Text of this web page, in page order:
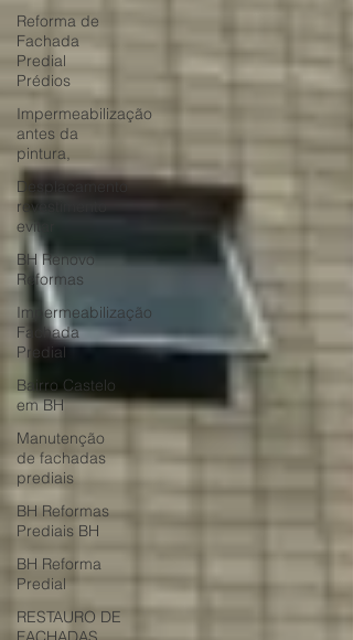
Reforma de
Fachada
Predial
Prédios
Impermeabilização
antes da
pintura,
Desplacamento
revestimento
evitar
BH Renovo
Reformas
Impermeabilização
Fachada
Predial
Bairro Castelo
em BH
Manutenção
de fachadas
prediais
BH Reformas
Prediais BH
BH Reforma
Predial
RESTAURO DE